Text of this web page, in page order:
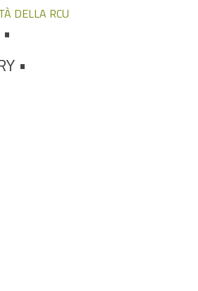
DELLA RCU
•